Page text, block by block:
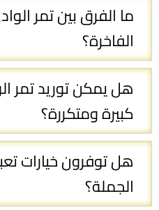
ما الفرق بين تمر
الفاخرة؟
هل يمكن توريد تمر
كبيرة ومتكررة؟
هل توفرون خيارات
الجملة؟